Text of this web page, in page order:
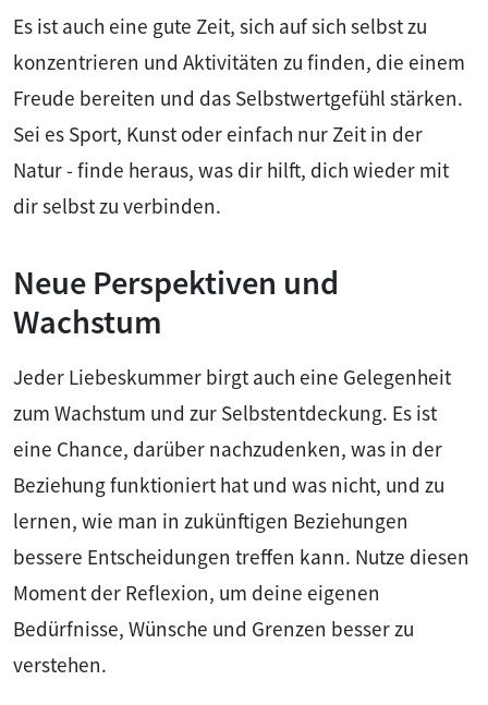
Es ist auch eine gute Zeit, sich auf sich selbst zu
konzentrieren und Aktivitäten zu finden, die einem
Freude bereiten und das Selbstwertgefühl stärken.
Sei es Sport, Kunst oder einfach nur Zeit in der
Natur - finde heraus, was dir hilft, dich wieder mit
dir selbst zu verbinden.
Neue Perspektiven und
Wachstum
Jeder Liebeskummer birgt auch eine Gelegenheit
zum Wachstum und zur Selbstentdeckung. Es ist
eine Chance, darüber nachzudenken, was in der
Beziehung funktioniert hat und was nicht, und zu
lernen, wie man in zukünftigen Beziehungen
bessere Entscheidungen treffen kann. Nutze diesen
Moment der Reflexion, um deine eigenen
Bedürfnisse, Wünsche und Grenzen besser zu
verstehen.